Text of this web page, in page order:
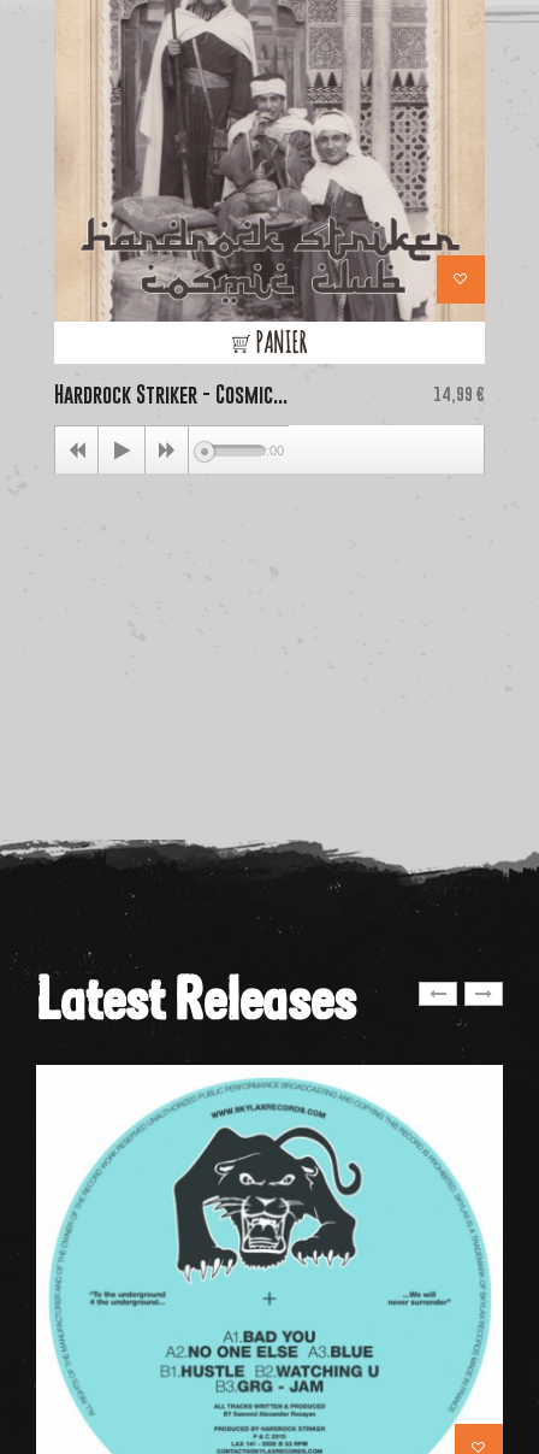
PANIER
Hardrock Striker - Cosmic... Price
14,99 €
00:00
Latest Releases